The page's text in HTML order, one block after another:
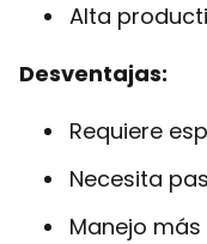
Alta
Desventajas:
Requiere
Necesita
Manejo